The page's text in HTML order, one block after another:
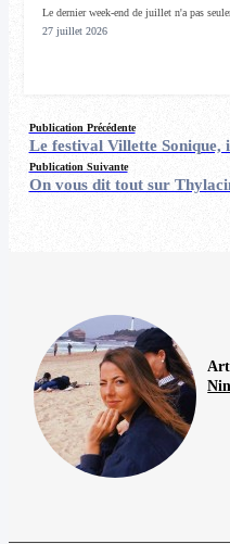
Le dernier week-end de juillet n'a pas
27 juillet 2026
Publication Précédente
Le festival Villette Sonique,
Publication Suivante
On vous dit tout sur